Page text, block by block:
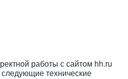
работы с сайтом hh.ru
технические